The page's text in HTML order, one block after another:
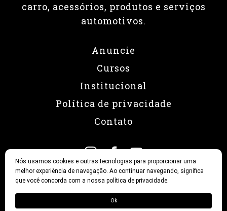
carro, acessórios, produtos e serviços
automotivos.
Anuncie
Cursos
Institucional
Política de privacidade
Contato
Nós usamos cookies e outras tecnologias para proporcionar uma
melhor experiência de navegação. Ao continuar navegando, significa
que você concorda com a nossa política de privacidade.
Ok